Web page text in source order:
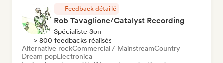
Feedback détaillé
Rob Tavaglione/Catalyst Recording
Spécialiste Son
> 800 feedbacks réalisés
Alternative rockCommercial / MainstreamCountry
Dream popElectronica